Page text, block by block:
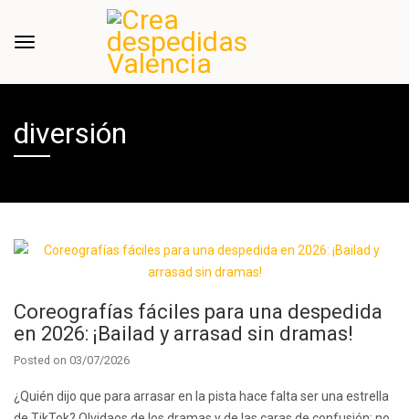
diversión
Coreografías fáciles para una despedida
en 2026: ¡Bailad y arrasad sin dramas!
Posted on 03/07/2026
¿Quién dijo que para arrasar en la pista hace falta ser una estrella